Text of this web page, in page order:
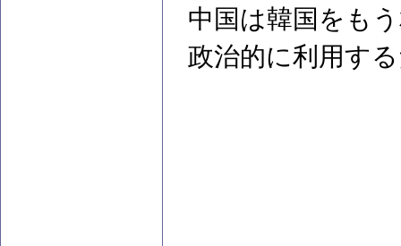
中国は韓国をも
政治的に利用す